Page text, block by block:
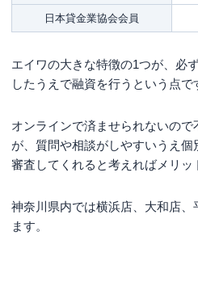
日本貸金業協会会員
エイワの大きな特徴の1つが、必
したうえで融資を行うという点で
オンラインで済ませられないの
が、質問や相談がしやすいうえ
審査してくれると考えればメリッ
神奈川県内では横浜店、大和店
ます。